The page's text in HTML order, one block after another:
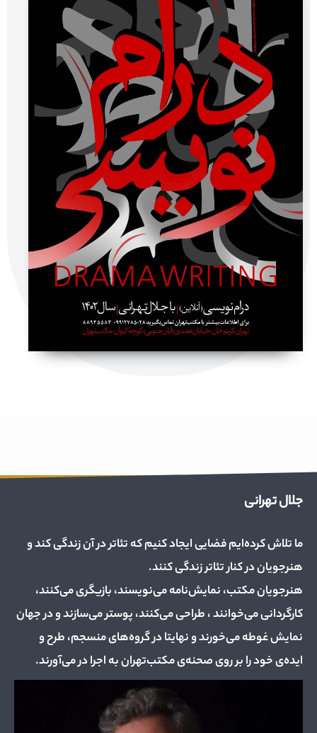
جلال تهرانی
ما تلاش کرده‌ایم فضایی ایجاد کنیم که تئاتر در آن زندگی کند و
هنرجویان در کنار تئاتر زندگی کنند.
هنرجویان مکتب، نمایش‌نامه می‌نویسند، بازیگری می‌کنند،
کارگردانی می‌خوانند ، طراحی می‌کنند، پوستر می‌سازند و در جهان
نمایش غوطه می‌خورند و نهایتا در گروه‌های منسجم، طرح و
ایده‌ی خود را بر روی صحنه‌ی مکتب‌تهران به اجرا در می‌آورند.